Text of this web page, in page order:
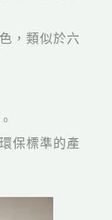
，類似於六
保標準的產